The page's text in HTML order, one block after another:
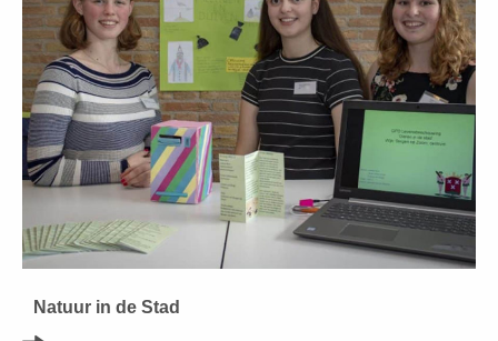
Natuur in de Stad